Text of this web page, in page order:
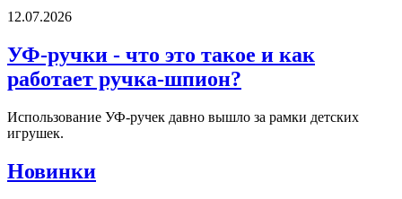
12.07.2026
УФ-ручки - что это такое и как
работает ручка-шпион?
Использование УФ-ручек давно вышло за рамки детских
игрушек.
Новинки